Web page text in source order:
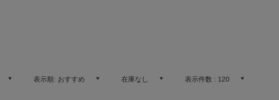
表示順: おすすめ 在庫なし 表示件数 : 120